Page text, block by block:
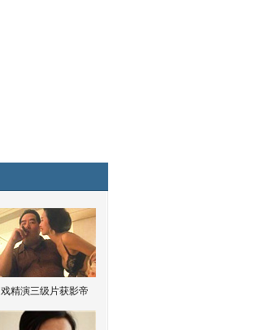
戏精演三级片获影帝